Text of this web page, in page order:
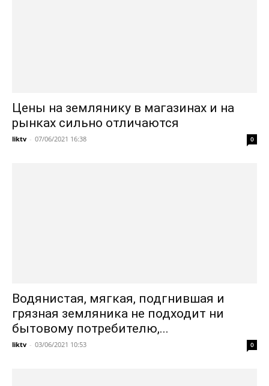
Цены на землянику в магазинах и на
рынках сильно отличаются
liktv - 07/06/2021 16:38 0
Водянистая, мягкая, подгнившая и
грязная земляника не подходит ни
бытовому потребителю,...
liktv - 03/06/2021 10:53 0